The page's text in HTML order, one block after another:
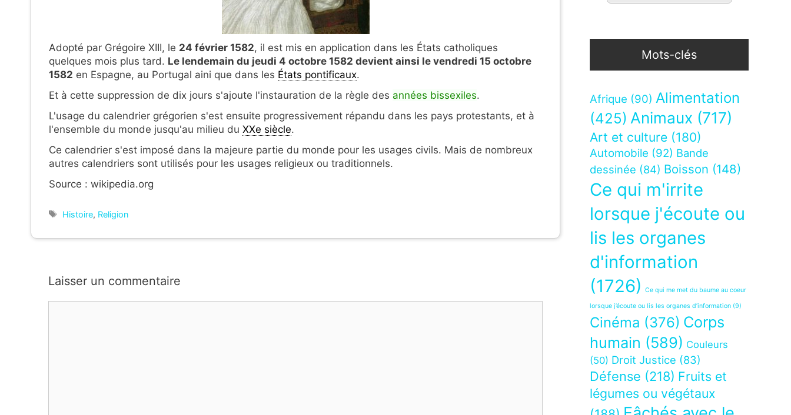
Adopté par Grégoire XIII, le 24 février 1582, il est mis en application dans les États catholiques
quelques mois plus tard. Le lendemain du jeudi 4 octobre 1582 devient ainsi le vendredi 15 octobre
1582 en Espagne, au Portugal aini que dans les États pontificaux.
Et à cette suppression de dix jours s'ajoute l'instauration de la règle des années bissexiles.
L'usage du calendrier grégorien s'est ensuite progressivement répandu dans les pays protestants, et à
l'ensemble du monde jusqu'au milieu du XXe siècle.
Ce calendrier s'est imposé dans la majeure partie du monde pour les usages civils. Mais de nombreux
autres calendriers sont utilisés pour les usages religieux ou traditionnels.
Source : wikipedia.org
Étiquettes
Histoire, Religion
Laisser un commentaire
Mots-clés
Afrique (90) Alimentation
(425) Animaux (717)
Art et culture (180)
Automobile (92) Bande
dessinée (84) Boisson (148)
Ce qui m'irrite
lorsque j'écoute ou
lis les organes
d'information
(1726)
Ce qui me met du baume au coeur
lorsque j’écoute ou lis les organes d’information (9)
Cinéma (376) Corps
humain (589) Couleurs
(50) Droit Justice (83)
Défense (218) Fruits et
légumes ou végétaux